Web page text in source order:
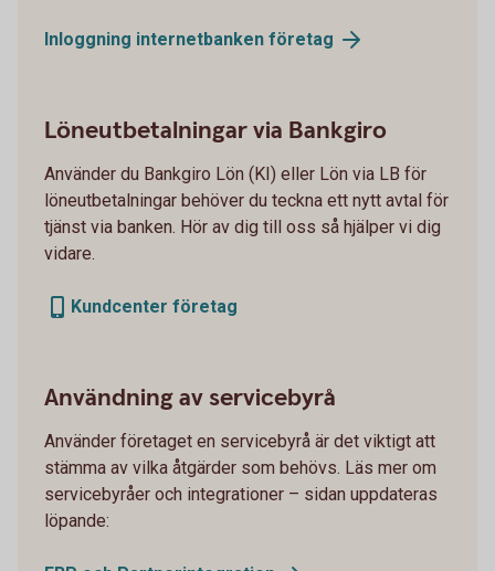
Inloggning internetbanken företag
Löneutbetalningar via Bankgiro
Använder du Bankgiro Lön (KI) eller Lön via LB för
löneutbetalningar behöver du teckna ett nytt avtal för
tjänst via banken. Hör av dig till oss så hjälper vi dig
vidare.
Kundcenter företag
Användning av servicebyrå
Använder företaget en servicebyrå är det viktigt att
stämma av vilka åtgärder som behövs. Läs mer om
servicebyråer och integrationer – sidan uppdateras
löpande: